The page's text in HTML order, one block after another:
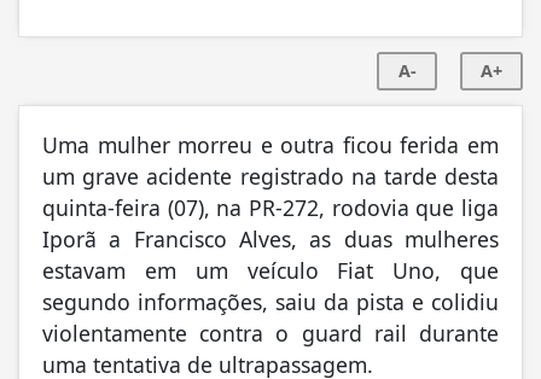
A- A+
Uma mulher morreu e outra ficou ferida em
um grave acidente registrado na tarde desta
quinta-feira (07), na PR-272, rodovia que liga
Iporã a Francisco Alves, as duas mulheres
estavam em um veículo Fiat Uno, que
segundo informações, saiu da pista e colidiu
violentamente contra o guard rail durante
uma tentativa de ultrapassagem.